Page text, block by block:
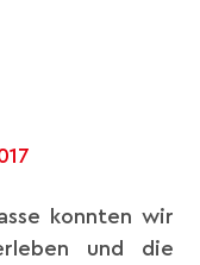
konnten wir
und die